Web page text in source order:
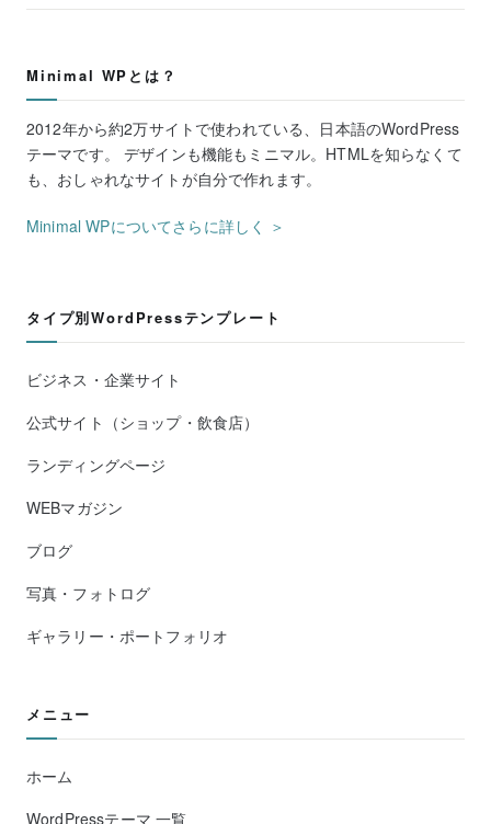
Minimal WPとは？
2012年から約2万サイトで使われている、日本語のWordPress
テーマです。 デザインも機能もミニマル。HTMLを知らなくて
も、おしゃれなサイトが自分で作れます。
Minimal WPについてさらに詳しく ＞
タイプ別WordPressテンプレート
ビジネス・企業サイト
公式サイト（ショップ・飲食店）
ランディングページ
WEBマガジン
ブログ
写真・フォトログ
ギャラリー・ポートフォリオ
メニュー
ホーム
WordPressテーマ 一覧